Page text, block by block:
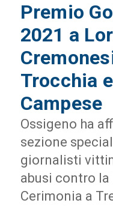
Premio
2021 a
Trocchia
Campese
Ossigeno ha
sezione
giornalisti
abusi contro
Cerimonia a